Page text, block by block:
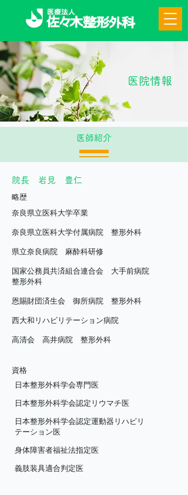
医院情報
医師紹介
院長 岩見 豊仁
略歴
奈良県立医科大学卒業
奈良県立医科大学付属病院 整形外科
県立奈良病院 麻酔科研修
国家公務員共済組合連合会 大手前病院
整形外科
恩賜財団済生会 御所病院 整形外科
西大和リハビリテーション病院
高清会 高井病院 整形外科
資格
日本整形外科学会専門医
日本整形外科学会認定リウマチ医
日本整形外科学会認定運動器リハビリ
テーション医
身体障害者福祉法指定医
義肢装具適合判定医